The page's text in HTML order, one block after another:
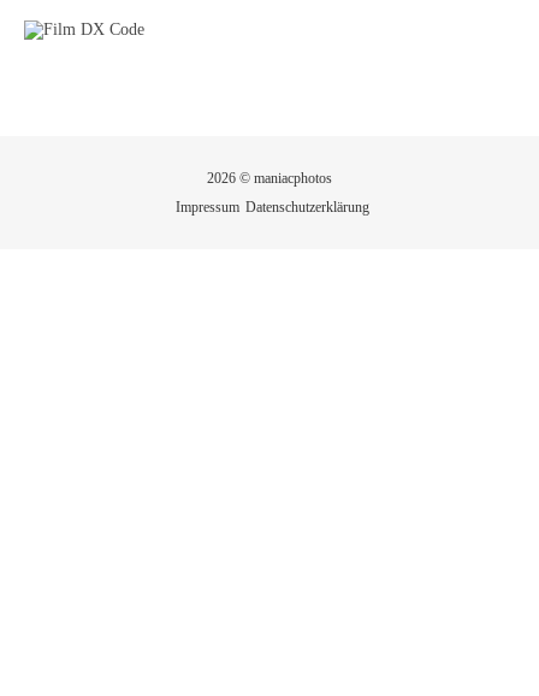
2026 © maniacphotos
Impressum Datenschutzerklärung